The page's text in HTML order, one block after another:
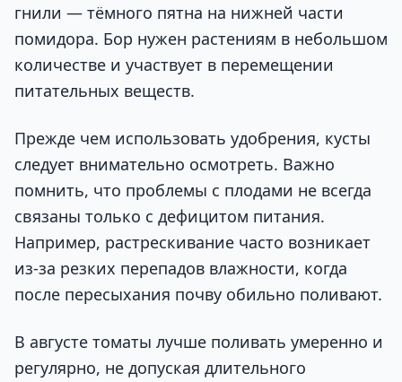
гнили — тёмного пятна на нижней части
помидора. Бор нужен растениям в небольшом
количестве и участвует в перемещении
питательных веществ.
Прежде чем использовать удобрения, кусты
следует внимательно осмотреть. Важно
помнить, что проблемы с плодами не всегда
связаны только с дефицитом питания.
Например, растрескивание часто возникает
из-за резких перепадов влажности, когда
после пересыхания почву обильно поливают.
В августе томаты лучше поливать умеренно и
регулярно, не допуская длительного